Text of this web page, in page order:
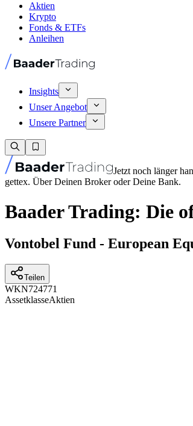
Aktien
Krypto
Fonds & ETFs
Anleihen
Insights
Unser Angebot
Unsere Partner
Jetzt noch länger
gettex. Über Deinen Broker oder Deine Bank.
Baader Trading: Die
Vontobel Fund - European
Teilen
WKN724771
AssetklasseAktien